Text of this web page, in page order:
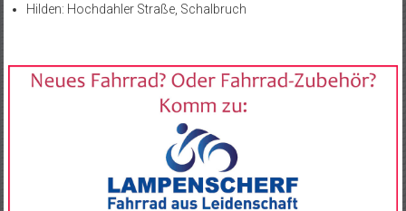
Hilden: Hochdahler Straße, Schalbruch